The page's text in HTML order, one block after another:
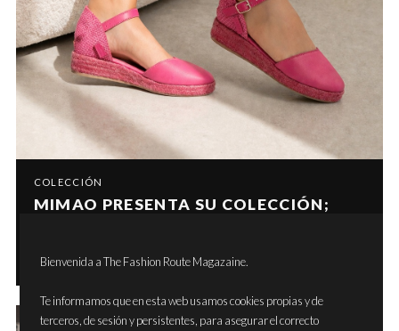
COLECCIÓN
MIMAO PRESENTA SU COLECCIÓN;
Bienvenida a The Fashion Route Magazaine.
Te informamos que en esta web usamos cookies propias y de
terceros, de sesión y persistentes, para asegurar el correcto